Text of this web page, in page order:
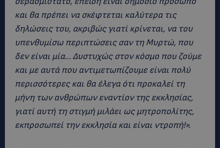
και θα πρέπει να σκέφτεται καλύτερα τις
δηλώσεις του, ακριβώς γιατί κρίνεται, να του
υπενθυμίσω περιπτώσεις σαν τη Μυρτώ, που
δεν είναι μία… Δυστυχώς στον κόσμο που ζούμε
και με αυτά που αντιμετωπίζουμε είναι πολύ
περισσότερες και θα έλεγα ότι προκαλεί τη
μήνη των ανθρώπων εναντίον της εκκλησίας,
γιατί αυτή τη στιγμή μιλάει ως μητροπολίτης,
εκπροσωπεί την εκκλησία και είναι ντροπή!».